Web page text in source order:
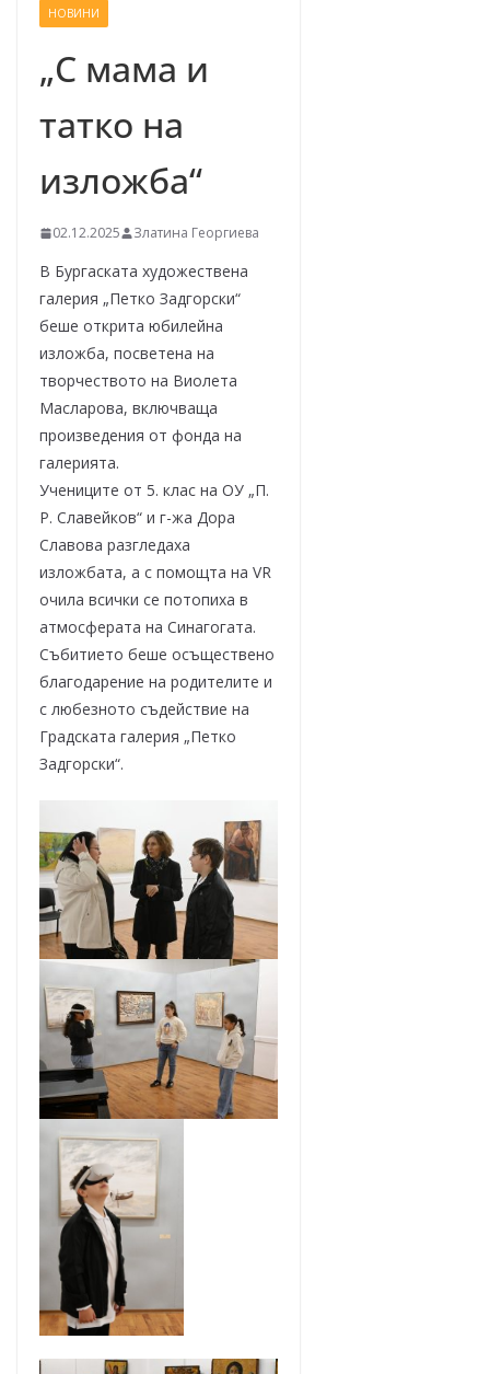
НОВИНИ
„С мама и
татко на
изложба“
02.12.2025 Златина Георгиева
В Бургаската художествена
галерия „Петко Задгорски“
беше открита юбилейна
изложба, посветена на
творчеството на Виолета
Масларова, включваща
произведения от фонда на
галерията.
Учениците от 5. клас на ОУ „П.
Р. Славейков“ и г-жа Дора
Славова разгледаха
изложбата, а с помощта на VR
очила всички се потопиха в
атмосферата на Синагогата.
Събитието беше осъществено
благодарение на родителите и
с любезното съдействие на
Градската галерия „Петко
Задгорски“.